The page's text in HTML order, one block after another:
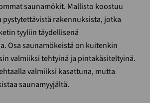
saunamökit. Mallisto koostuu
pystytettävistä rakennuksista, jotka
tyyliin täydellisenä
Osa saunamökeistä on kuitenkin
valmiiksi tehtyinä ja pintakäsiteltyinä.
valmiiksi kasattuna, mutta
saunamyyjältä.